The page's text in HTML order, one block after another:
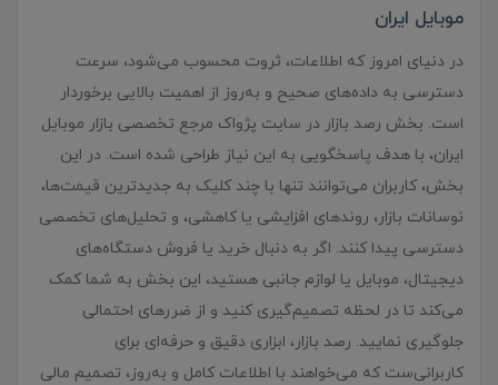
موبایل ایران
در دنیای امروز که اطلاعات، ثروت محسوب می‌شود، سرعت
دسترسی به داده‌های صحیح و به‌روز از اهمیت بالایی برخوردار
است. بخش رصد بازار در سایت پژواک مرجع تخصصی بازار موبایل
ایران، با هدف پاسخگویی به این نیاز طراحی شده است. در این
بخش، کاربران می‌توانند تنها با چند کلیک به جدیدترین قیمت‌ها،
نوسانات بازار، روندهای افزایشی یا کاهشی، و تحلیل‌های تخصصی
دسترسی پیدا کنند. اگر به دنبال خرید یا فروش دستگاه‌های
دیجیتال، موبایل یا لوازم جانبی هستید، این بخش به شما کمک
می‌کند تا در لحظه تصمیم‌گیری کنید و از ضررهای احتمالی
جلوگیری نمایید. رصد بازار، ابزاری دقیق و حرفه‌ای برای
کاربرانی‌ست که می‌خواهند با اطلاعات کامل و به‌روز، تصمیم‌ مالی